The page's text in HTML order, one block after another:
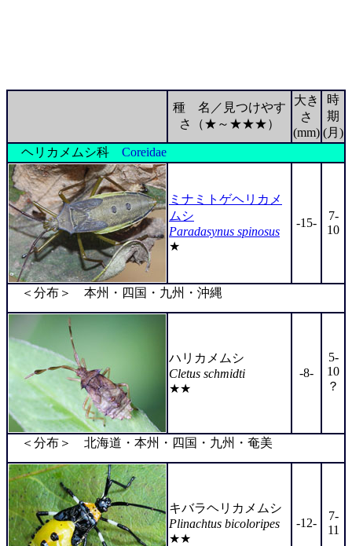
種 名／見つけやす
さ（★～★★★）
大き
さ
(mm)
時
期
(月)
ヘリカメムシ科 Coreidae
ミナミトゲヘリカメ
ムシ
Paradasynus spinosus
★
-15-
7-
10
＜分布＞ 本州・四国・九州・沖縄
ハリカメムシ
Cletus schmidti
★★
-8-
5-
10
？
＜分布＞ 北海道・本州・四国・九州・奄美
キバラヘリカメムシ
Plinachtus bicoloripes
★★
-12-
7-
11